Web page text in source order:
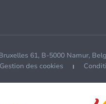
61, B-5000 Namur,
Gestion des cookies